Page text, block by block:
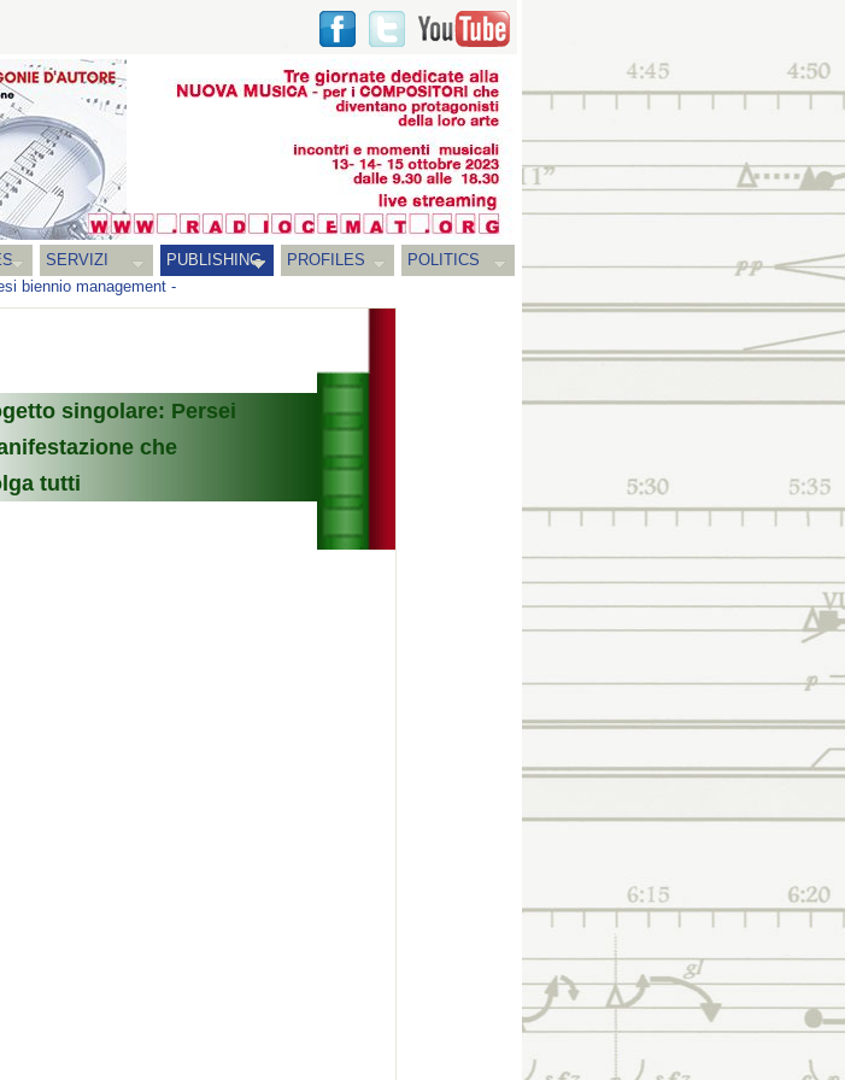
SERVIZI PUBLISHING PROFILES
POLITICS
biennio management -
singolare: Persei
che
tutti